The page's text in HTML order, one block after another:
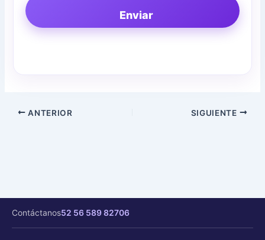
Enviar
ANTERIOR SIGUIENTE
Contáctanos52 56 589 82706